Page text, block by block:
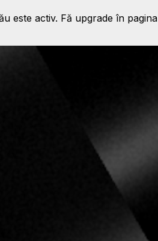
este activ. Fă upgrade în